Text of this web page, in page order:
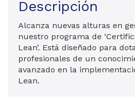
Descripción
Alcanza nuevas alturas en
nuestro programa de
Lean’. Está diseñado para
profesionales de un
avanzado en la
Lean.